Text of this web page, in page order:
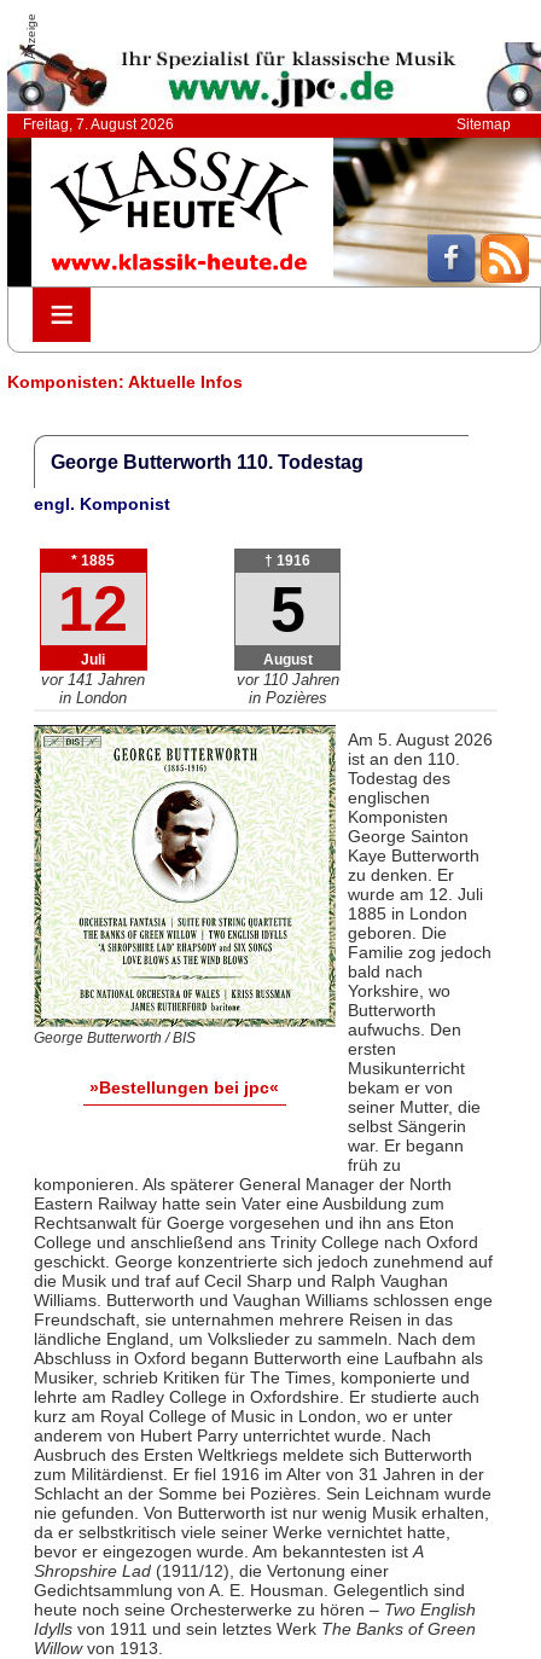
Anzeige
Freitag, 7. August 2026 Sitemap
≡
≡
Komponisten: Aktuelle Infos
George Butterworth 110. Todestag
engl. Komponist
* 1885
12
Juli
vor 141 Jahren
in London
† 1916
5
August
vor 110 Jahren
in Pozières
George Butterworth / BIS
»Bestellungen bei jpc«
Am 5. August 2026
ist an den 110.
Todestag des
englischen
Komponisten
George Sainton
Kaye Butterworth
zu denken. Er
wurde am 12. Juli
1885 in London
geboren. Die
Familie zog jedoch
bald nach
Yorkshire, wo
Butterworth
aufwuchs. Den
ersten
Musikunterricht
bekam er von
seiner Mutter, die
selbst Sängerin
war. Er begann
früh zu
komponieren. Als späterer General Manager der North
Eastern Railway hatte sein Vater eine Ausbildung zum
Rechtsanwalt für Goerge vorgesehen und ihn ans Eton
College und anschließend ans Trinity College nach Oxford
geschickt. George konzentrierte sich jedoch zunehmend auf
die Musik und traf auf Cecil Sharp und Ralph Vaughan
Williams. Butterworth und Vaughan Williams schlossen enge
Freundschaft, sie unternahmen mehrere Reisen in das
ländliche England, um Volkslieder zu sammeln. Nach dem
Abschluss in Oxford begann Butterworth eine Laufbahn als
Musiker, schrieb Kritiken für The Times, komponierte und
lehrte am Radley College in Oxfordshire. Er studierte auch
kurz am Royal College of Music in London, wo er unter
anderem von Hubert Parry unterrichtet wurde. Nach
Ausbruch des Ersten Weltkriegs meldete sich Butterworth
zum Militärdienst. Er fiel 1916 im Alter von 31 Jahren in der
Schlacht an der Somme bei Pozières. Sein Leichnam wurde
nie gefunden. Von Butterworth ist nur wenig Musik erhalten,
da er selbstkritisch viele seiner Werke vernichtet hatte,
bevor er eingezogen wurde. Am bekanntesten ist A
Shropshire Lad(1911/12), die Vertonung einer
Gedichtsammlung von A. E. Housman. Gelegentlich sind
heute noch seine Orchesterwerke zu hören – Two English
Idyllsvon 1911 und sein letztes Werk The Banks of Green
Willowvon 1913.